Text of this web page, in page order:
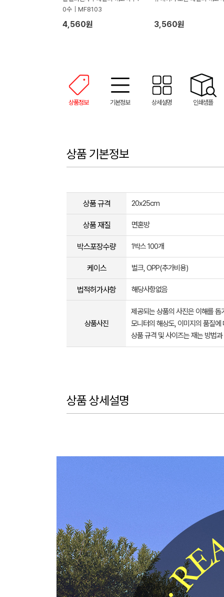
0수｜MF8103
4,560원 3,560원
상품정보 기본정보 상세설명 인쇄샘플
상품 기본정보
상품 규격 20x25cm
상품 재질 면혼방
박스포장수량 1박스 100개
케이스 벌크, OPP(추가비용)
법적허가사항 해당사항없음
상품사진
제공되는 상품의 사진은 이해를
모니터의 해상도, 이미지의 품질
상품 규격 및 사이즈는 재는 방법
상품 상세설명